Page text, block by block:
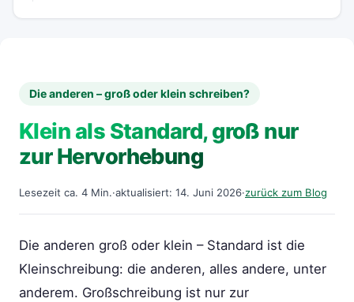
Die anderen – groß oder klein schreiben?
Klein als Standard, groß nur
zur Hervorhebung
Lesezeit ca. 4 Min.·aktualisiert: 14. Juni 2026·zurück zum Blog
Die anderen groß oder klein – Standard ist die
Kleinschreibung: die anderen, alles andere, unter
anderem. Großschreibung ist nur zur